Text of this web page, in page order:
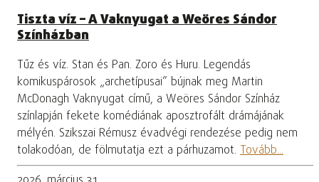
Tiszta víz – A Vaknyugat a Weöres Sándor
Színházban
Tűz és víz. Stan és Pan. Zoro és Huru. Legendás
komikuspárosok „archetípusai” bújnak meg Martin
McDonagh Vaknyugat című, a Weöres Sándor Színház
színlapján fekete komédiának aposztrofált drámájának
mélyén. Szikszai Rémusz évadvégi rendezése pedig nem
tolakodóan, de fölmutatja ezt a párhuzamot. Tovább...